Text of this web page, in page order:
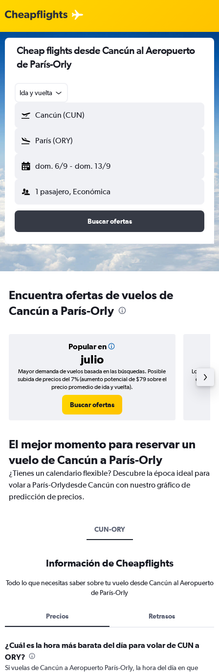
Cheap flights desde Cancún al Aeropuerto
de París-Orly
Ida y vuelta
Cancún (CUN)
París (ORY)
dom. 6/9 - dom. 13/9
1 pasajero, Económica
Buscar ofertas
Encuentra ofertas de vuelos de
Cancún a París-Orly
Popular en
julio
Mayor demanda de vuelos basada en las búsquedas. Posible
subida de precios del 7% (aumento potencial de $79 sobre el
precio promedio de ida y vuelta).
Buscar ofertas
Los
de
El mejor momento para reservar un
vuelo de Cancún a París-Orly
¿Tienes un calendario flexible? Descubre la época ideal para
volar a París-Orlydesde Cancún con nuestro gráfico de
predicción de precios.
CUN-ORY
Información de Cheapflights
Todo lo que necesitas saber sobre tu vuelo desde Cancún al Aeropuerto
de París-Orly
Precios Retrasos
¿Cuál es la hora más barata del día para volar de CUN a
ORY?
Si vuelas de Cancún a Aeropuerto París-Orly, la hora del día en que